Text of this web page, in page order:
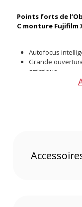
Points forts de
C monture Fujifilm
Autofocus
Grande
artistique
Équivalent plein